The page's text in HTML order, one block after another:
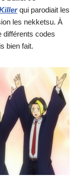
qui parodiait les
les nekketsu. À
différents codes
bien fait.